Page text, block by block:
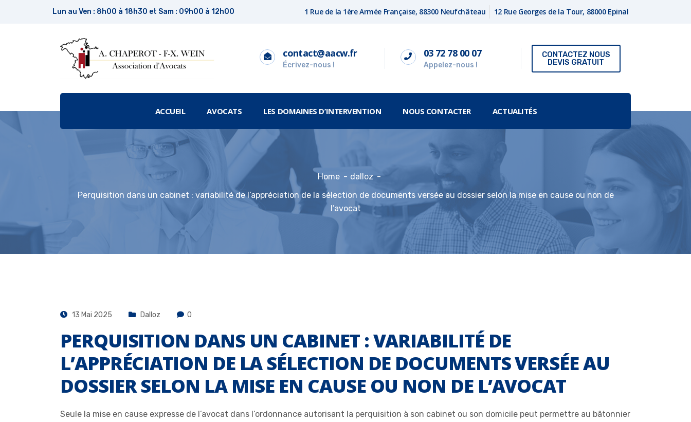
Lun au Ven : 8h00 à 18h30 et Sam : 09h00 à 12h00 1 Rue de la 1ère Armée Française, 88300 Neufchâteau 12 Rue Georges de la Tour, 88000 Epinal
contact@aacw.fr
Écrivez-nous !
03 72 78 00 07
Appelez-nous !
CONTACTEZ NOUS
DEVIS GRATUIT
ACCUEIL AVOCATS LES DOMAINES D’INTERVENTION NOUS CONTACTER ACTUALITÉS
Home
dalloz
Perquisition dans un cabinet : variabilité de l’appréciation de la sélection de documents versée au dossier selon la mise en cause ou non de
l’avocat
13 Mai 2025 Dalloz 0
PERQUISITION DANS UN CABINET : VARIABILITÉ DE
L’APPRÉCIATION DE LA SÉLECTION DE DOCUMENTS VERSÉE AU
DOSSIER SELON LA MISE EN CAUSE OU NON DE L’AVOCAT
Seule la mise en cause expresse de l’avocat dans l’ordonnance autorisant la perquisition à son cabinet ou son domicile peut permettre au bâtonnier